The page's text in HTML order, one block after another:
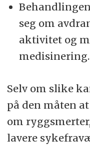
seg om
aktivitet og
medisinering.
Selv om slike
på den måten
om
lavere